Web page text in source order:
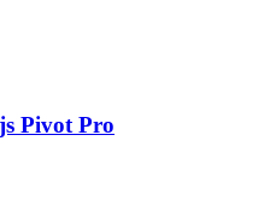
Pivot Pro